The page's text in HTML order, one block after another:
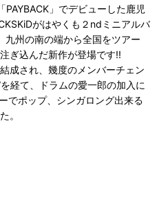
」でデビューした鹿児
がはやくも２ndミニアルバ
九州の南の端から全国をツアー
ぎ込んだ新作が登場です!!
成され、幾度のメンバーチェン
経て、ドラムの愛一郎の加入に
でポップ、シンガロング出来る
。